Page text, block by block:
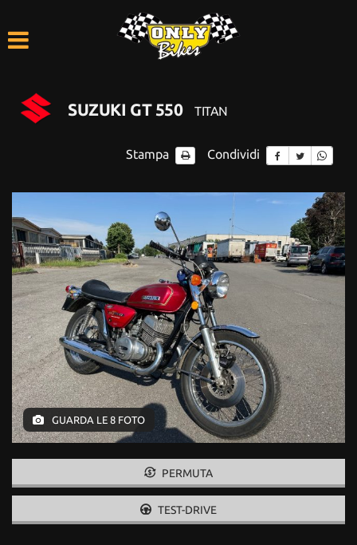
ACQUISTIAMO USATOSUZUKI GT 550 TITAN
Stampa Condividi
GUARDA LE 8 FOTO
PERMUTA
TEST-DRIVE